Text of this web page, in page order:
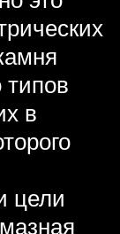
типов
в
цели